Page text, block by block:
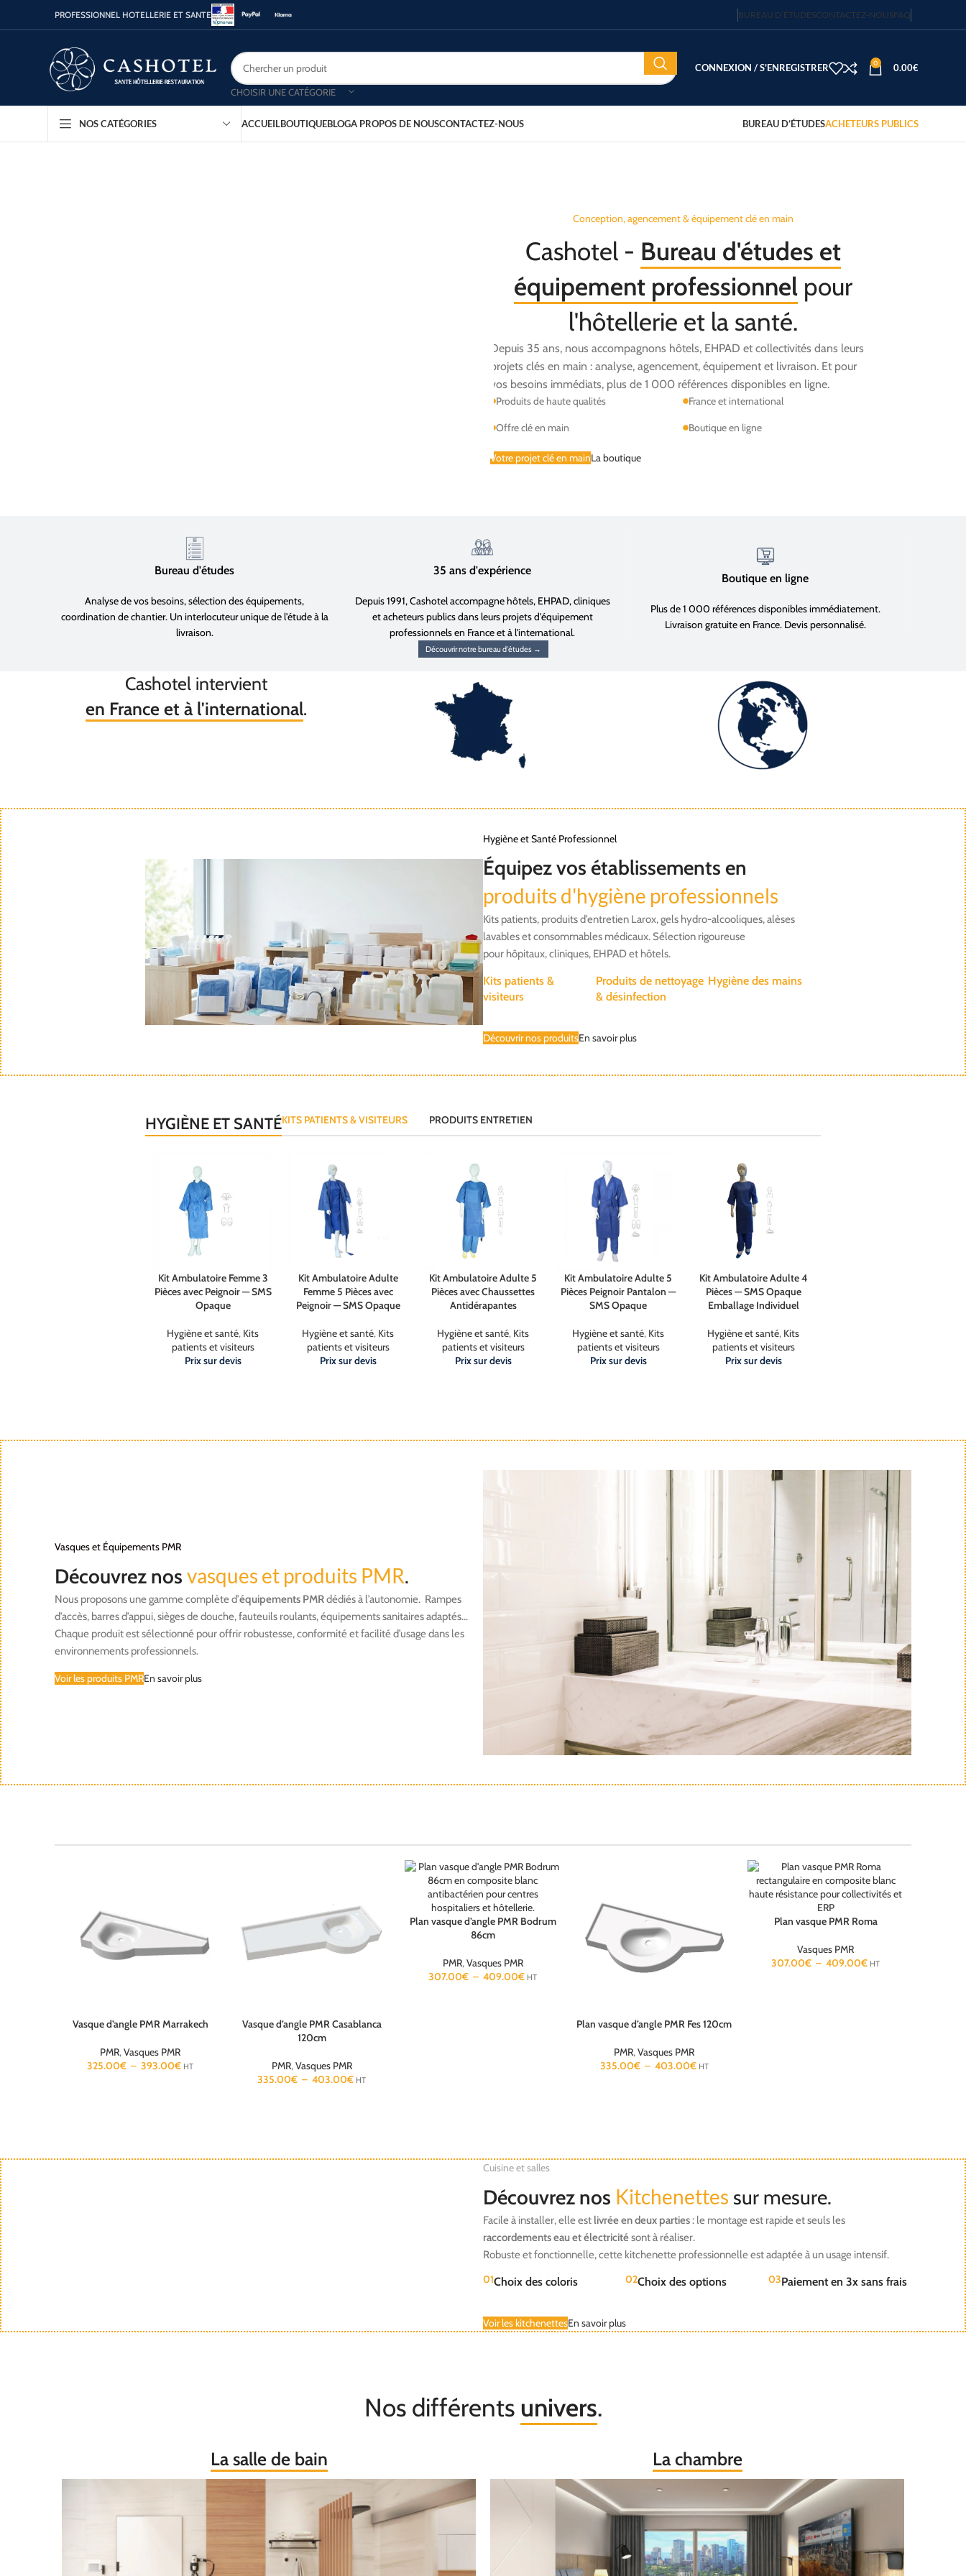
PROFESSIONNEL HOTELLERIE ET SANTE BUREAU D’ÉTUDESCONTACTEZ-NOUSFAQ
CHOISIR UNE CATÉGORIE
CONNEXION / S'ENREGISTRER 0 0.00€
NOS CATÉGORIES ACCUEILBOUTIQUEBLOGA PROPOS DE NOUSCONTACTEZ-NOUS BUREAU D’ÉTUDESACHETEURS PUBLICS
Conception, agencement & équipement clé en main
Cashotel - Bureau d'études et
équipement professionnelpour
l'hôtellerie et la santé.
Depuis 35 ans, nous accompagnons hôtels, EHPAD et collectivités dans leurs
projets clés en main : analyse, agencement, équipement et livraison. Et pour
vos besoins immédiats, plus de 1 000 références disponibles en ligne.
Produits de haute qualités
Offre clé en main
France et international
Boutique en ligne
Votre projet clé en mainLa boutique
Bureau d'études
Analyse de vos besoins, sélection des équipements,
coordination de chantier. Un interlocuteur unique de l'étude à la
livraison.
35 ans d'expérience
Depuis 1991, Cashotel accompagne hôtels, EHPAD, cliniques
et acheteurs publics dans leurs projets d'équipement
professionnels en France et à l'international.
Boutique en ligne
Plus de 1 000 références disponibles immédiatement.
Livraison gratuite en France. Devis personnalisé.
Découvrir notre bureau d'études →
Cashotel intervient
en France et à l'international.
Hygiène et Santé Professionnel
Équipez vos établissements en
produits d'hygiène professionnels
Kits patients, produits d’entretien Larox, gels hydro-alcooliques, alèses
lavables et consommables médicaux. Sélection rigoureuse
pour hôpitaux, cliniques, EHPAD et hôtels.
Kits patients &
visiteurs
Produits de nettoyage
& désinfection
Hygiène des mains
Découvrir nos produitsEn savoir plus
HYGIÈNE ET SANTÉKITS PATIENTS & VISITEURS PRODUITS ENTRETIEN
Choix des options
Kit Ambulatoire Femme 3
Pièces avec Peignoir — SMS
Opaque
Hygiène et santé, Kits
patients et visiteurs
Prix sur devis
Choix des options
Kit Ambulatoire Adulte
Femme 5 Pièces avec
Peignoir — SMS Opaque
Hygiène et santé, Kits
patients et visiteurs
Prix sur devis
Choix des options
Kit Ambulatoire Adulte 5
Pièces avec Chaussettes
Antidérapantes
Hygiène et santé, Kits
patients et visiteurs
Prix sur devis
Ajouter au panier
Kit Ambulatoire Adulte 5
Pièces Peignoir Pantalon —
SMS Opaque
Hygiène et santé, Kits
patients et visiteurs
Prix sur devis
Choix des options
Kit Ambulatoire Adulte 4
Pièces — SMS Opaque
Emballage Individuel
Hygiène et santé, Kits
patients et visiteurs
Prix sur devis
Vasques et Équipements PMR
Découvrez nos vasques et produits PMR.
Nous proposons une gamme complète d’équipements PMRdédiés à l’autonomie. Rampes
d’accès, barres d’appui, sièges de douche, fauteuils roulants, équipements sanitaires adaptés…
Chaque produit est sélectionné pour offrir robustesse, conformité et facilité d’usage dans les
environnements professionnels.
Voir les produits PMREn savoir plus
Choix des options
Vasque d’angle PMR Marrakech
PMR,Vasques PMR
325.00€ – 393.00€ HT
Choix des options
Vasque d’angle PMR Casablanca
120cm
PMR,Vasques PMR
335.00€ – 403.00€ HT
Choix des options
Plan vasque d’angle PMR Bodrum
86cm
PMR,Vasques PMR
307.00€ – 409.00€ HT
Choix des options
Plan vasque d’angle PMR Fes 120cm
PMR,Vasques PMR
335.00€ – 403.00€ HT
Choix des options
Plan vasque PMR Roma
Vasques PMR
307.00€ – 409.00€ HT
Cuisine et salles
Découvrez nos Kitchenettes sur mesure.
Facile à installer, elle est livrée en deux parties: le montage est rapide et seuls les
raccordements eau et électricitésont à réaliser.
Robuste et fonctionnelle, cette kitchenette professionnelle est adaptée à un usage intensif.
01Choix des coloris 02Choix des options 03Paiement en 3x sans frais
Voir les kitchenettesEn savoir plus
Nos différents univers.
La salle de bain La chambre